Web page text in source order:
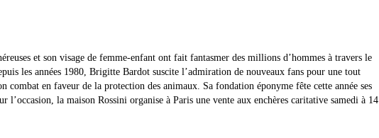
et son visage de femme-enfant ont fait fantasmer des millions d’hommes à travers le
les années 1980, Brigitte Bardot suscite l’admiration de nouveaux fans pour une tout
combat en faveur de la protection des animaux. Sa fondation éponyme fête cette année ses
l’occasion, la maison Rossini organise à Paris une vente aux enchères caritative samedi à 14